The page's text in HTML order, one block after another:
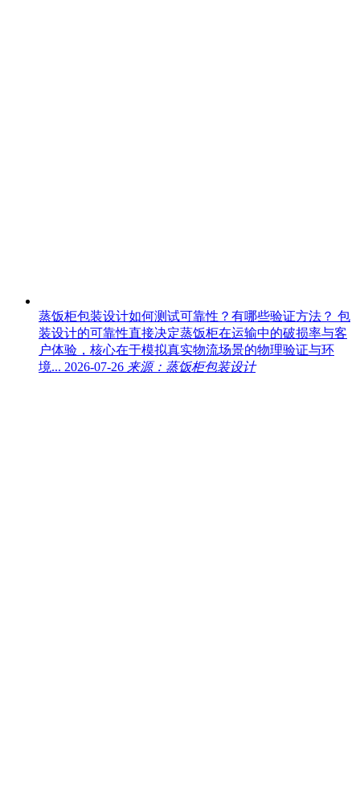
蒸饭柜包装设计如何测试可靠性？有哪些验证方法？ 包
装设计的可靠性直接决定蒸饭柜在运输中的破损率与客
户体验，核心在于模拟真实物流场景的物理验证与环
境... 2026-07-26 来源：蒸饭柜包装设计